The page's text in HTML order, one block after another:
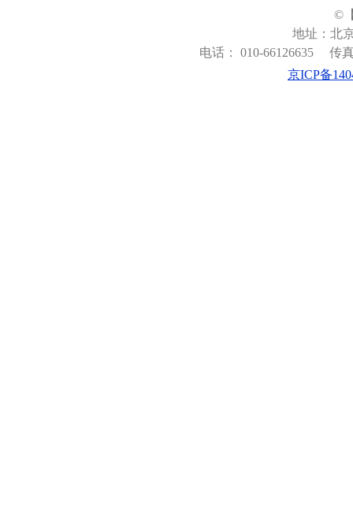
©
地址：北
电话： 010-66126635
传
京ICP备